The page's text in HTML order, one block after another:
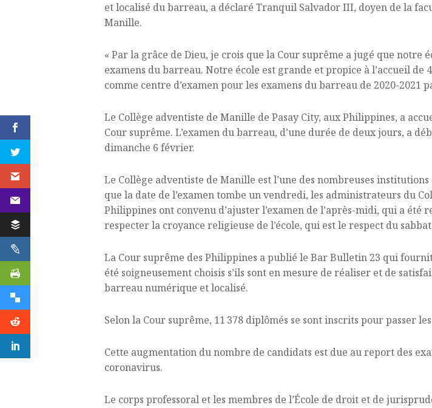
et localisé du barreau, a déclaré Tranquil Salvador III, doyen de la
Manille.
« Par la grâce de Dieu, je crois que la Cour suprême a jugé que
examens du barreau. Notre école est grande et propice à l’accueil de
comme centre d’examen pour les examens du barreau de 2020-2021
Le Collège adventiste de Manille de Pasay City, aux Philippines, a
Cour suprême. L’examen du barreau, d’une durée de deux jours, a
dimanche 6 février.
Le Collège adventiste de Manille est l’une des nombreuses
que la date de l’examen tombe un vendredi, les administrateurs du
Philippines ont convenu d’ajuster l’examen de l’après-midi, qui a
respecter la croyance religieuse de l’école, qui est le respect du
La Cour suprême des Philippines a publié le Bar Bulletin 23 qui
été soigneusement choisis s’ils sont en mesure de réaliser et de
barreau numérique et localisé.
Selon la Cour suprême, 11 378 diplômés se sont inscrits pour passer
Cette augmentation du nombre de candidats est due au report des
coronavirus.
Le corps professoral et les membres de l’École de droit et de